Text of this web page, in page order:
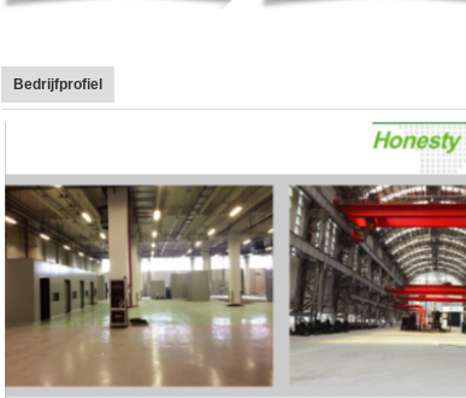
Bedrijfprofiel